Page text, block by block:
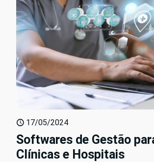
17/05/2024
Softwares de Gestão
Clínicas e Hospitais